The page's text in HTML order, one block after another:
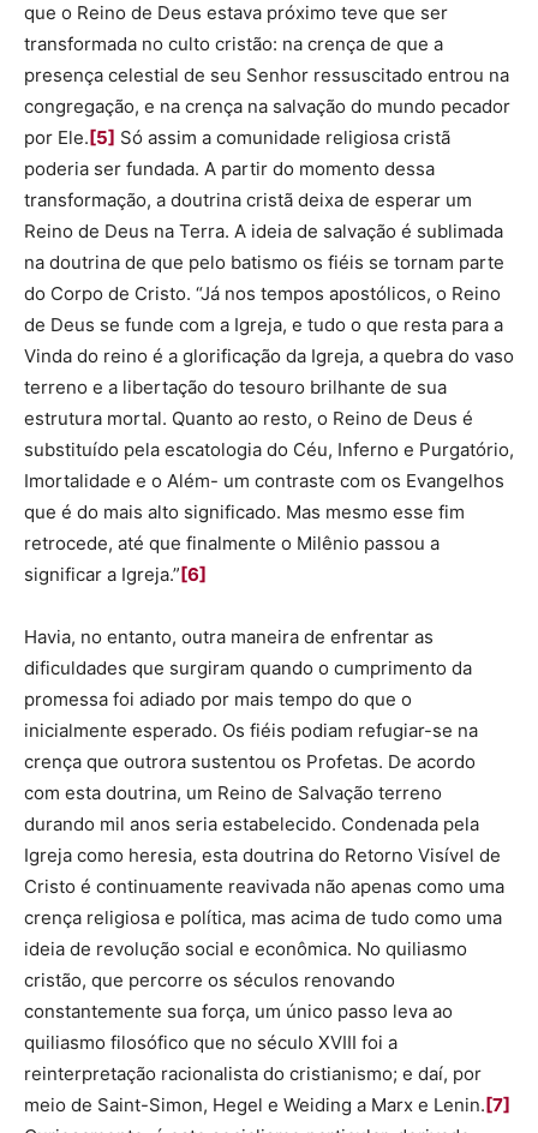
que o Reino de Deus estava próximo teve que ser
transformada no culto cristão: na crença de que a
presença celestial de seu Senhor ressuscitado entrou na
congregação, e na crença na salvação do mundo pecador
por Ele.[5] Só assim a comunidade religiosa cristã
poderia ser fundada. A partir do momento dessa
transformação, a doutrina cristã deixa de esperar um
Reino de Deus na Terra. A ideia de salvação é sublimada
na doutrina de que pelo batismo os fiéis se tornam parte
do Corpo de Cristo. “Já nos tempos apostólicos, o Reino
de Deus se funde com a Igreja, e tudo o que resta para a
Vinda do reino é a glorificação da Igreja, a quebra do vaso
terreno e a libertação do tesouro brilhante de sua
estrutura mortal. Quanto ao resto, o Reino de Deus é
substituído pela escatologia do Céu, Inferno e Purgatório,
Imortalidade e o Além- um contraste com os Evangelhos
que é do mais alto significado. Mas mesmo esse fim
retrocede, até que finalmente o Milênio passou a
significar a Igreja.”[6]
Havia, no entanto, outra maneira de enfrentar as
dificuldades que surgiram quando o cumprimento da
promessa foi adiado por mais tempo do que o
inicialmente esperado. Os fiéis podiam refugiar-se na
crença que outrora sustentou os Profetas. De acordo
com esta doutrina, um Reino de Salvação terreno
durando mil anos seria estabelecido. Condenada pela
Igreja como heresia, esta doutrina do Retorno Visível de
Cristo é continuamente reavivada não apenas como uma
crença religiosa e política, mas acima de tudo como uma
ideia de revolução social e econômica. No quiliasmo
cristão, que percorre os séculos renovando
constantemente sua força, um único passo leva ao
quiliasmo filosófico que no século XVIII foi a
reinterpretação racionalista do cristianismo; e daí, por
meio de Saint-Simon, Hegel e Weiding a Marx e Lenin.[7]